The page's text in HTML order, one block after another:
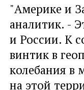
"Америке и
аналитик. -
и России. К
винтик в
колебания в
на этой